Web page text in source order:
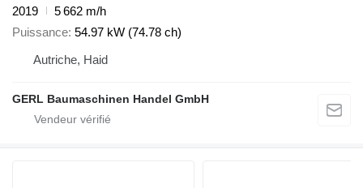
2019
5 662 m/h
Puissance 54.97 kW (74.78 ch)
Autriche, Haid
GERL Baumaschinen Handel GmbH